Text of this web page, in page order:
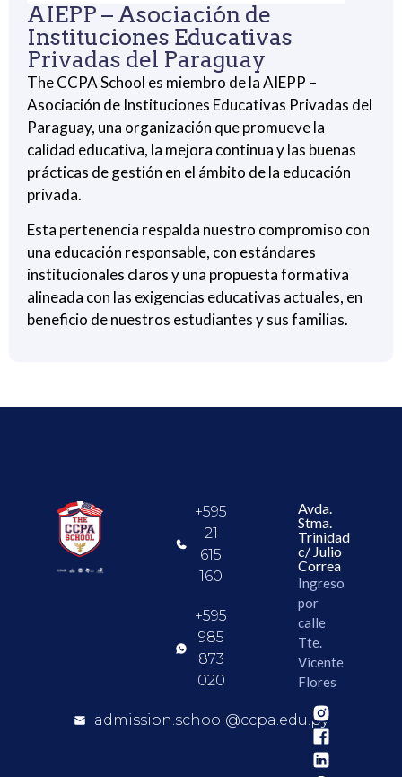
AIEPP – Asociación de
Instituciones Educativas
Privadas del Paraguay
The CCPA School es miembro de la AIEPP –
Asociación de Instituciones Educativas Privadas del
Paraguay, una organización que promueve la
calidad educativa, la mejora continua y las buenas
prácticas de gestión en el ámbito de la educación
privada.
Esta pertenencia respalda nuestro compromiso con
una educación responsable, con estándares
institucionales claros y una propuesta formativa
alineada con las exigencias educativas actuales, en
beneficio de nuestros estudiantes y sus familias.
+595
21
615
160
+595
985
873
020
admission.school@ccpa.edu.py
Avda.
Stma.
Trinidad
c/ Julio
Correa
Ingreso
por
calle
Tte.
Vicente
Flores